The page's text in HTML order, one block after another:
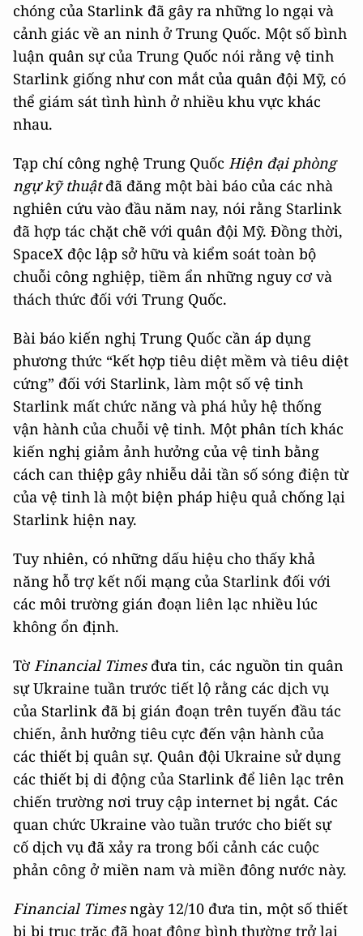
chóng của Starlink đã gây ra những lo ngại và
cảnh giác về an ninh ở Trung Quốc. Một số bình
luận quân sự của Trung Quốc nói rằng vệ tinh
Starlink giống như con mắt của quân đội Mỹ, có
thể giám sát tình hình ở nhiều khu vực khác
nhau.
Tạp chí công nghệ Trung Quốc Hiện đại phòng
ngự kỹ thuậtđã đăng một bài báo của các nhà
nghiên cứu vào đầu năm nay, nói rằng Starlink
đã hợp tác chặt chẽ với quân đội Mỹ. Đồng thời,
SpaceX độc lập sở hữu và kiểm soát toàn bộ
chuỗi công nghiệp, tiềm ẩn những nguy cơ và
thách thức đối với Trung Quốc.
Bài báo kiến nghị Trung Quốc cần áp dụng
phương thức “kết hợp tiêu diệt mềm và tiêu diệt
cứng” đối với Starlink, làm một số vệ tinh
Starlink mất chức năng và phá hủy hệ thống
vận hành của chuỗi vệ tinh. Một phân tích khác
kiến nghị giảm ảnh hưởng của vệ tinh bằng
cách can thiệp gây nhiễu dải tần số sóng điện từ
của vệ tinh là một biện pháp hiệu quả chống lại
Starlink hiện nay.
Tuy nhiên, có những dấu hiệu cho thấy khả
năng hỗ trợ kết nối mạng của Starlink đối với
các môi trường gián đoạn liên lạc nhiều lúc
không ổn định.
Tờ Financial Timesđưa tin, các nguồn tin quân
sự Ukraine tuần trước tiết lộ rằng các dịch vụ
của Starlink đã bị gián đoạn trên tuyến đầu tác
chiến, ảnh hưởng tiêu cực đến vận hành của
các thiết bị quân sự. Quân đội Ukraine sử dụng
các thiết bị di động của Starlink để liên lạc trên
chiến trường nơi truy cập internet bị ngắt. Các
quan chức Ukraine vào tuần trước cho biết sự
cố dịch vụ đã xảy ra trong bối cảnh các cuộc
phản công ở miền nam và miền đông nước này.
Financial Timesngày 12/10 đưa tin, một số thiết
bị bị trục trặc đã hoạt động bình thường trở lại